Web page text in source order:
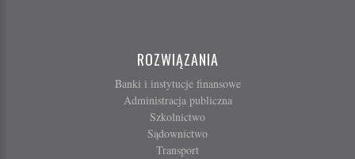
ROZWIĄZANIA
Banki i instytucje finansowe
Administracja publiczna
Szkolnictwo
Sądownictwo
Transport